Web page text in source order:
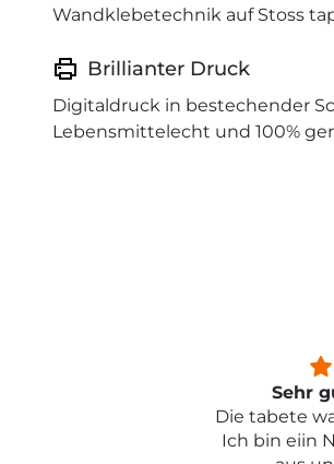
Wandklebetechnik auf Stoss
Brillianter Druck
Digitaldruck in bestechender
Lebensmittelecht und 100%
Sehr schön